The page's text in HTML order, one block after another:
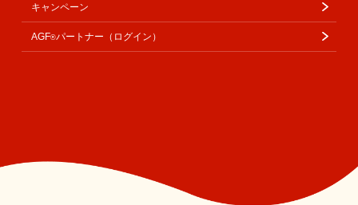
キャンペーン
AGF®パートナー（ログイン）